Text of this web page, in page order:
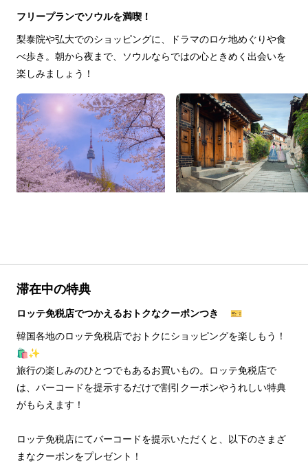
フリープランでソウルを満喫！
梨泰院や弘大でのショッピングに、ドラマのロケ地めぐりや食
べ歩き。朝から夜まで、ソウルならではの心ときめく出会いを
楽しみましょう！
滞在中の特典
ロッテ免税店でつかえるおトクなクーポンつき 🎫
韓国各地のロッテ免税店でおトクにショッピングを楽しもう！
🛍️✨
旅行の楽しみのひとつでもあるお買いもの。ロッテ免税店で
は、バーコードを提示するだけで割引クーポンやうれしい特典
がもらえます！
ロッテ免税店にてバーコードを提示いただくと、以下のさまざ
まなクーポンをプレゼント！